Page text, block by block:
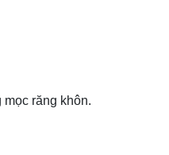
răng khôn.